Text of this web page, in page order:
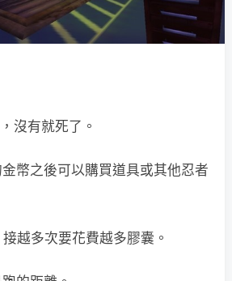
沒有就死了。
幣之後可以購買道具或其他忍者
越多次要花費越多膠囊。